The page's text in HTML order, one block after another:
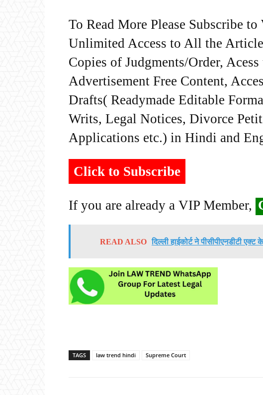
To Read More Please Subscribe to
Unlimited Access to All the
Copies of Judgments/Order,
Advertisement Free Content,
Drafts( Readymade Editable
Writs, Legal Notices, Divorce
Applications etc.) in Hindi and
Click to Subscribe
If you are already a VIP Member,
READ ALSO दिल्ली हाईकोर्ट ने पीसीपीएनडीटी एक्ट
TAGS law trend hindi Supreme Court